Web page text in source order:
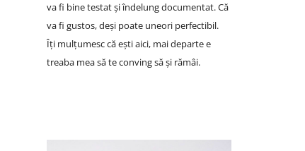
va fi bine testat și îndelung documentat. Că
va fi gustos, deși poate uneori perfectibil.
Îți mulțumesc că ești aici, mai departe e
treaba mea să te conving să și rămâi.